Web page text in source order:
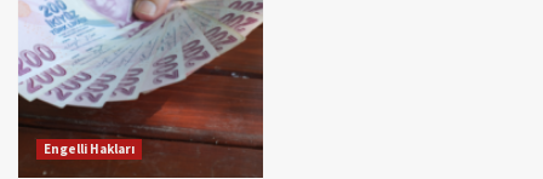
Engelli Hakları